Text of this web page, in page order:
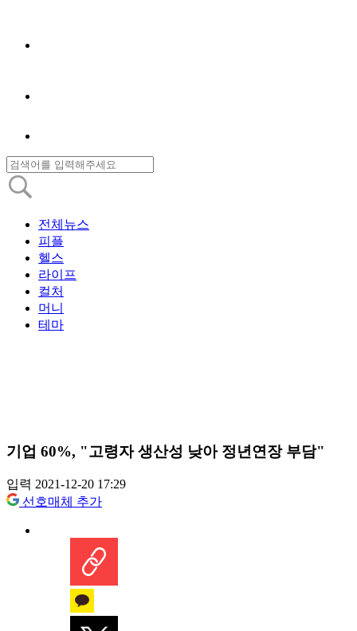
전체뉴스
피플
헬스
라이프
컬처
머니
테마
기업 60%, "고령자 생산성 낮아 정년연장 부담"
입력 2021-12-20 17:29
선호매체 추가